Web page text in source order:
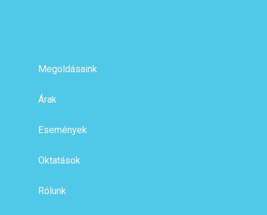
Megoldásaink
Árak
Események
Oktatások
Rólunk